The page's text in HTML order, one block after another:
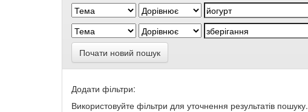
Почати новий пошук
Додати фільтри:
Використовуйте фільтри для уточнення результатів пошуку.